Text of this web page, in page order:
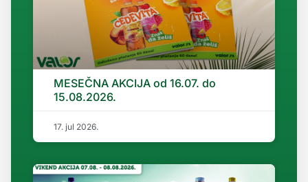
MESEČNA AKCIJA od 16.07. do
15.08.2026.
17. jul 2026.